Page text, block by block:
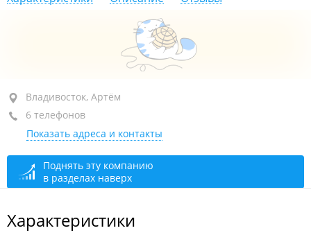
район "Первая речка", пр-т Океанский, 135
(Головной офис)
+7 (423) 243-48-96
+7 (423) 243-48-94
+7 (423) 243-48-93
+7 (423) 243-48-95
Владивосток, Артём
6 телефонов
Показать адреса и контакты
Поднять эту компанию
в разделах наверх
Характеристики